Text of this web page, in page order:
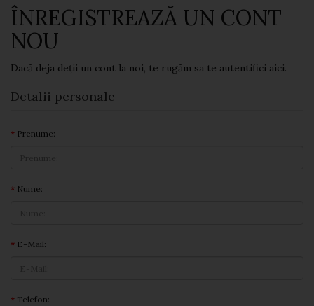
ÎNREGISTREAZĂ UN CONT
NOU
Dacă deja deţii un cont la noi, te rugăm sa te autentifici aici.
Detalii personale
Prenume:
Nume:
E-Mail:
Telefon: